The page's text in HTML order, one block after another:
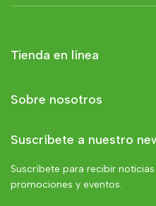
Tienda en línea
Sobre nosotros
Suscríbete a nuestro
Suscríbete para recibir
promociones y eventos.